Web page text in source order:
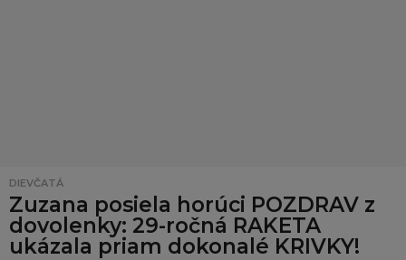
DIEVČATÁ
Zuzana posiela horúci POZDRAV z
dovolenky: 29-ročná RAKETA
ukázala priam dokonalé KRIVKY!